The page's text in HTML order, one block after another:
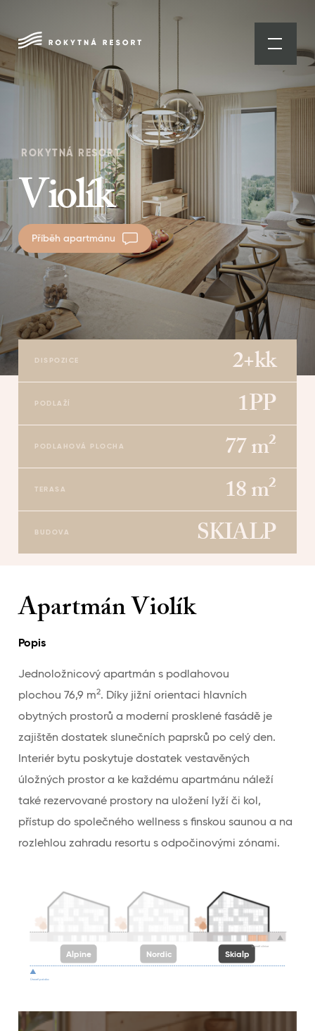
ROKYTNÁ RESORT
Violík
Příběh apartmánu
2+kk
DISPOZICE
1PP
PODLAŽÍ
77 m²
PODLAHOVÁ PLOCHA
18 m²
TERASA
SKIALP
BUDOVA
Apartmán Violík
Popis
Jednoložnicový apartmán s podlahovou
plochou 76,9 m2. Díky jižní orientaci hlavních
obytných prostorů a moderní prosklené fasádě je
zajištěn dostatek slunečních paprsků po celý den.
Interiér bytu poskytuje dostatek vestavěných
úložných prostor a ke každému apartmánu náleží
také rezervované prostory na uložení lyží či kol,
přístup do společného wellness s finskou saunou a na
rozlehlou zahradu resortu s odpočinovými zónami.
Alpine Nordic Skialp
Úroveň potoka
Úroveň silnice